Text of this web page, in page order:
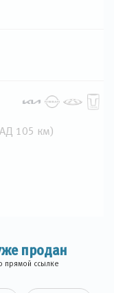
105 км)
продан
прямой ссылке